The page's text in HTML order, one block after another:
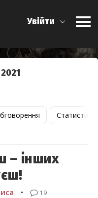
Увійти
Статистика
– інших
• 19